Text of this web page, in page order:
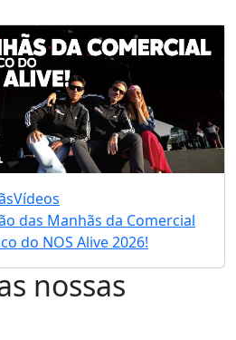
Vídeos
das Manhãs da Comercial
do NOS Alive 2026!
nossas